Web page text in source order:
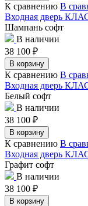
К сравнению В
Входная дверь
Шампань софт
В наличии
38 100 ₽
В корзину
К сравнению В
Входная дверь
Белый софт
В наличии
38 100 ₽
В корзину
К сравнению В
Входная дверь
Графит софт
В наличии
38 100 ₽
В корзину